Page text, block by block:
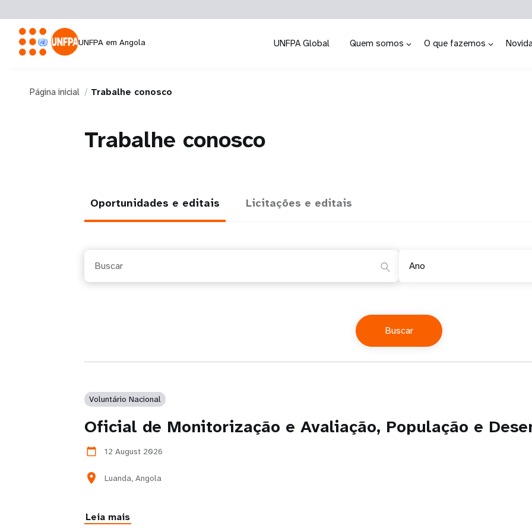
UNFPA em Angola UNFPA Global Quem somos O que fazemos
Página inicial Trabalhe conosco
Trabalhe conosco
Oportunidades e editais Licitações e editais
Ano
Voluntário Nacional
Oficial de Monitorização e Avaliação, População e
calendar_today 12 August 2026
location_on Luanda, Angola
Leia mais